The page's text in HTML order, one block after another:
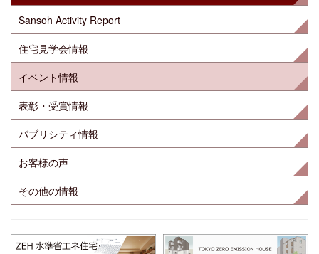
Sansoh Activity Report
住宅見学会情報
イベント情報
表彰・受賞情報
パブリシティ情報
お客様の声
その他の情報